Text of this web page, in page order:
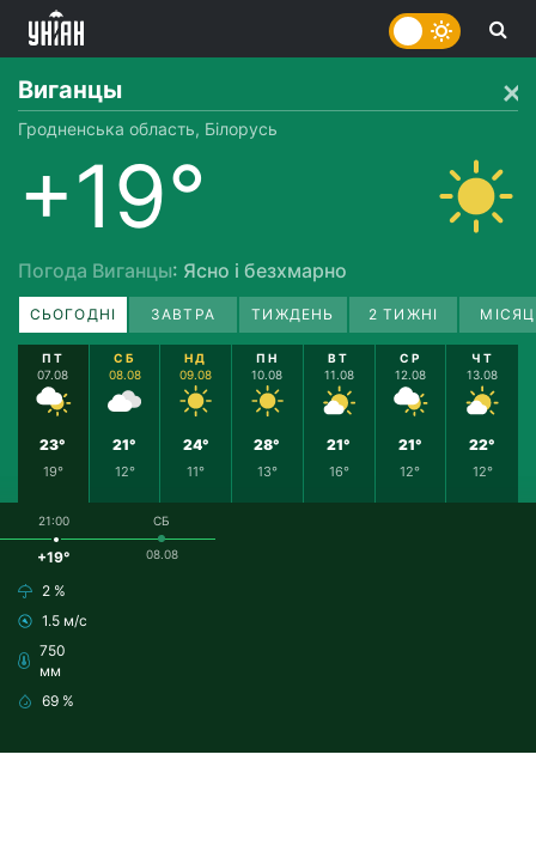
Виганцы
Гродненська область, Білорусь
+19°
Погода Виганцы: Ясно і безхмарно
СЬОГОДНІ ЗАВТРА ТИЖДЕНЬ 2 ТИЖНІ
ПТ
07.08
23°
19°
СБ
08.08
21°
12°
НД
09.08
24°
11°
ПН
10.08
28°
13°
ВТ
11.08
21°
16°
СР
12.08
21°
12°
ЧТ
13.08
22°
12°
21:00
+19°
2 %
1.5 м/с
750
мм
69 %
СБ
08.08